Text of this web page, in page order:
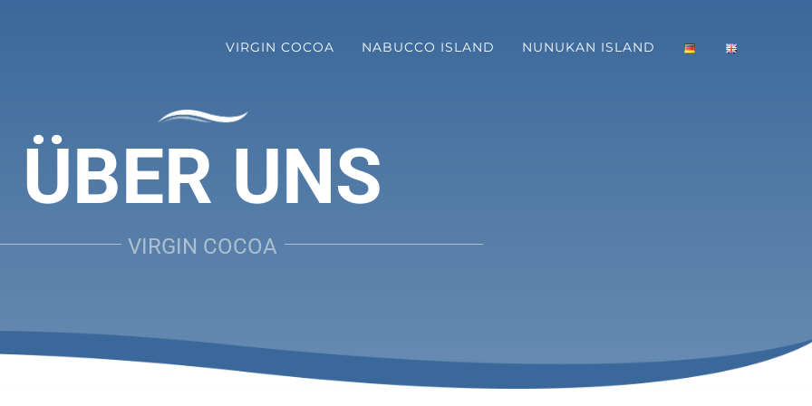
VIRGIN COCOA NABUCCO ISLAND NUNUKAN ISLAND
ÜBER UNS
VIRGIN COCOA